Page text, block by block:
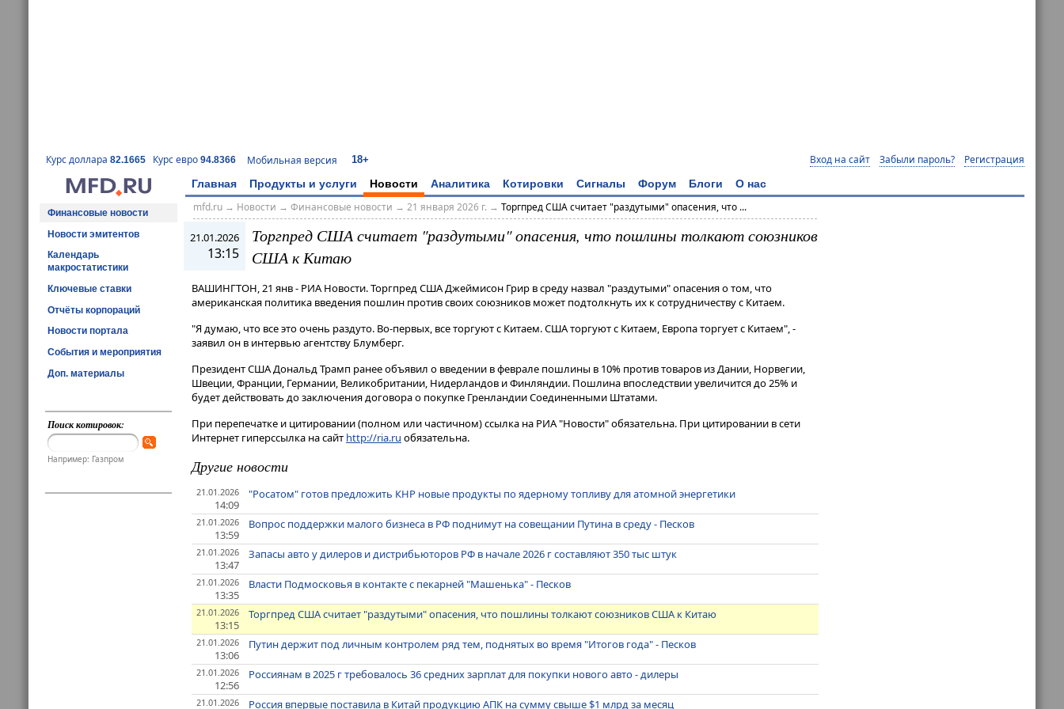
Курс доллара 82.1665 Курс евро 94.8366 Мобильная версия 18+ Вход на сайт Забыли пароль? Регистрация
Главная Продукты и услуги Новости Аналитика Котировки Сигналы Форум Блоги О нас
Финансовые новости
Новости эмитентов
Календарь
макростатистики
Ключевые ставки
Отчёты корпораций
Новости портала
События и мероприятия
Доп. материалы
Поиск котировок:
Например: Газпром
mfd.ru→ Новости → Финансовые новости → 21 января 2026 г. → Торгпред США считает "раздутыми" опасения, что ...
21.01.2026
13:15
Торгпред США считает "раздутыми" опасения, что пошлины толкают союзников
США к Китаю
ВАШИНГТОН, 21 янв - РИА Новости. Торгпред США Джеймисон Грир в среду назвал "раздутыми" опасения о том, что
американская политика введения пошлин против своих союзников может подтолкнуть их к сотрудничеству с Китаем.
"Я думаю, что все это очень раздуто​​​. Во-первых, все торгуют с Китаем. США торгуют с Китаем, Европа торгует с Китаем", -
заявил он в интервью агентству Блумберг.
Президент США Дональд Трамп ранее объявил о введении в феврале пошлины в 10% против товаров из Дании, Норвегии,
Швеции, Франции, Германии, Великобритании, Нидерландов и Финляндии. Пошлина впоследствии увеличится до 25% и
будет действовать до заключения договора о покупке Гренландии Соединенными Штатами.
При перепечатке и цитировании (полном или частичном) ссылка на РИА "Новости" обязательна. При цитировании в сети
Интернет гиперссылка на сайт http://ria.ru обязательна.
Другие новости
21.01.2026
14:09
"Росатом" готов предложить КНР новые продукты по ядерному топливу для атомной энергетики
21.01.2026
13:59
Вопрос поддержки малого бизнеса в РФ поднимут на совещании Путина в среду - Песков
21.01.2026
13:47
Запасы авто у дилеров и дистрибьюторов РФ в начале 2026 г составляют 350 тыс штук
21.01.2026
13:35
Власти Подмосковья в контакте с пекарней "Машенька" - Песков
21.01.2026
13:15
Торгпред США считает "раздутыми" опасения, что пошлины толкают союзников США к Китаю
21.01.2026
13:06
Путин держит под личным контролем ряд тем, поднятых во время "Итогов года" - Песков
21.01.2026
12:56
Россиянам в 2025 г требовалось 36 средних зарплат для покупки нового авто - дилеры
21.01.2026 Россия впервые поставила в Китай продукцию АПК на сумму свыше $1 млрд за месяц